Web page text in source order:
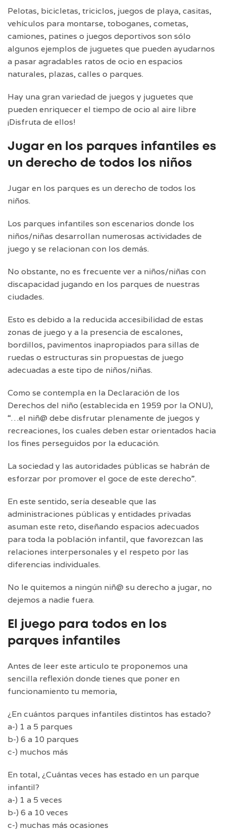
Pelotas, bicicletas, triciclos, juegos de playa, casitas,
vehículos para montarse, toboganes, cometas,
camiones, patines o juegos deportivos son sólo
algunos ejemplos de juguetes que pueden ayudarnos
a pasar agradables ratos de ocio en espacios
naturales, plazas, calles o parques.
Hay una gran variedad de juegos y juguetes que
pueden enriquecer el tiempo de ocio al aire libre
¡Disfruta de ellos!
Jugar en los parques infantiles es
un derecho de todos los niños
Jugar en los parques es un derecho de todos los
niños.
Los parques infantiles son escenarios donde los
niños/niñas desarrollan numerosas actividades de
juego y se relacionan con los demás.
No obstante, no es frecuente ver a niños/niñas con
discapacidad jugando en los parques de nuestras
ciudades.
Esto es debido a la reducida accesibilidad de estas
zonas de juego y a la presencia de escalones,
bordillos, pavimentos inapropiados para sillas de
ruedas o estructuras sin propuestas de juego
adecuadas a este tipo de niños/niñas.
Como se contempla en la Declaración de los
Derechos del niño (establecida en 1959 por la ONU),
“…el niñ@ debe disfrutar plenamente de juegos y
recreaciones, los cuales deben estar orientados hacia
los fines perseguidos por la educación.
La sociedad y las autoridades públicas se habrán de
esforzar por promover el goce de este derecho”.
En este sentido, sería deseable que las
administraciones públicas y entidades privadas
asuman este reto, diseñando espacios adecuados
para toda la población infantil, que favorezcan las
relaciones interpersonales y el respeto por las
diferencias individuales.
No le quitemos a ningún niñ@ su derecho a jugar, no
dejemos a nadie fuera.
El juego para todos en los
parques infantiles
Antes de leer este articulo te proponemos una
sencilla reflexión donde tienes que poner en
funcionamiento tu memoria,
¿En cuántos parques infantiles distintos has estado?
a-) 1 a 5 parques
b-) 6 a 10 parques
c-) muchos más
En total, ¿Cuántas veces has estado en un parque
infantil?
a-) 1 a 5 veces
b-) 6 a 10 veces
c-) muchas más ocasiones